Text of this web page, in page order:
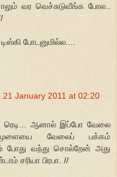
வர வெச்சுடுவீங்க போல..
போடனுமில்ல....
21 January 2011 at 02:20
ரெடி... ஆனால் இப்போ வேலை
வேலைப் பக்கம்
போது வந்து சொல்றேன் அது
சரியா பிரபா. //